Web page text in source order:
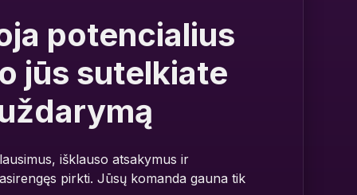
potencialius
jūs sutelkiate
išklauso atsakymus ir
pirkti. Jūsų komanda gauna tik